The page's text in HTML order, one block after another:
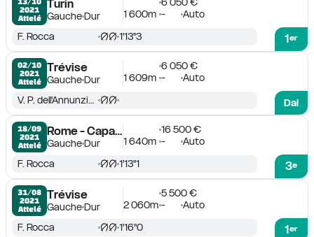
2021
Attelé
Turin
GaucheDur
1 600m - Auto
1er
F. Rocca 1'13''3
02/10
2021
Attelé
Trévise
GaucheDur
6 050 €
1 609m -
Auto
Dai
V. P. dell'Annunziata Jr
18/09
2021
Attelé
Rome - Capannelle
GaucheDur
16 500 €
1 640m - Auto
3e
F. Rocca 1'13''1
31/08
2021
Attelé
Trévise
GaucheDur
5 500 €
2 060m - Auto
1er
F. Rocca 1'16''0